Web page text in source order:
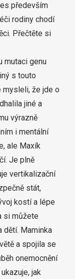
především
rodiny chodí
Přečtěte si
mutaci genu
s touto
mysleli, že jde o
jiné a
výrazně
i mentální
ale Maxík
Je plně
vertikalizační
stát,
kostí a lépe
si můžete
dětí. Maminka
a spojila se
onemocnění
jak